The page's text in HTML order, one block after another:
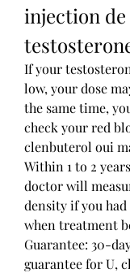
injection de
If your
low, your dose
the same time,
check your red
clenbuterol oui
Within 1 to 2
doctor will
density if you
when treatment
Guarantee: 30-
guarantee for U,